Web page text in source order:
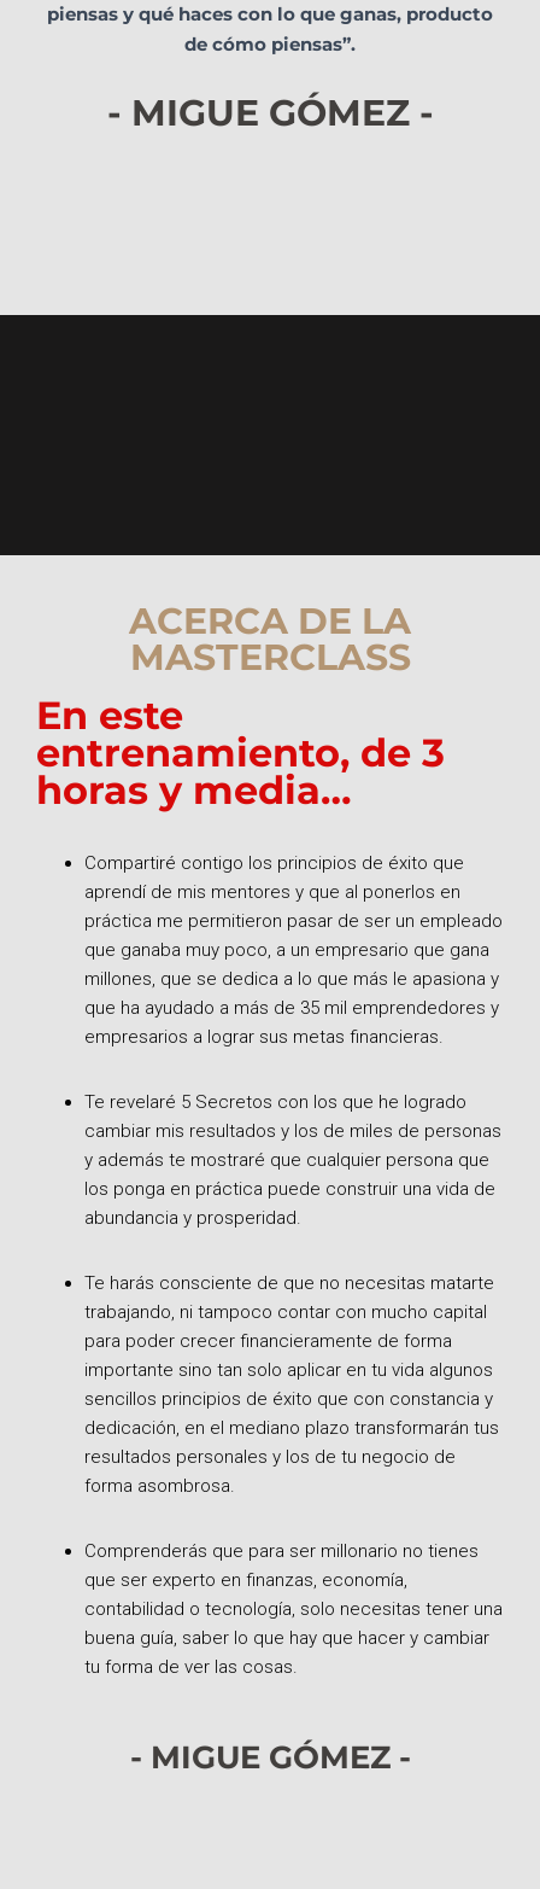
piensas y qué haces con lo que ganas, producto
de cómo piensas”.
- MIGUE GÓMEZ -
ACERCA DE LA
MASTERCLASS
En este
entrenamiento, de 3
horas y media…
Compartiré contigo los principios de éxito que
aprendí de mis mentores y que al ponerlos en
práctica me permitieron pasar de ser un empleado
que ganaba muy poco, a un empresario que gana
millones, que se dedica a lo que más le apasiona y
que ha ayudado a más de 35 mil emprendedores y
empresarios a lograr sus metas financieras.
Te revelaré 5 Secretos con los que he logrado
cambiar mis resultados y los de miles de personas
y además te mostraré que cualquier persona que
los ponga en práctica puede construir una vida de
abundancia y prosperidad.
Te harás consciente de que no necesitas matarte
trabajando, ni tampoco contar con mucho capital
para poder crecer financieramente de forma
importante sino tan solo aplicar en tu vida algunos
sencillos principios de éxito que con constancia y
dedicación, en el mediano plazo transformarán tus
resultados personales y los de tu negocio de
forma asombrosa.
Comprenderás que para ser millonario no tienes
que ser experto en finanzas, economía,
contabilidad o tecnología, solo necesitas tener una
buena guía, saber lo que hay que hacer y cambiar
tu forma de ver las cosas.
- MIGUE GÓMEZ -